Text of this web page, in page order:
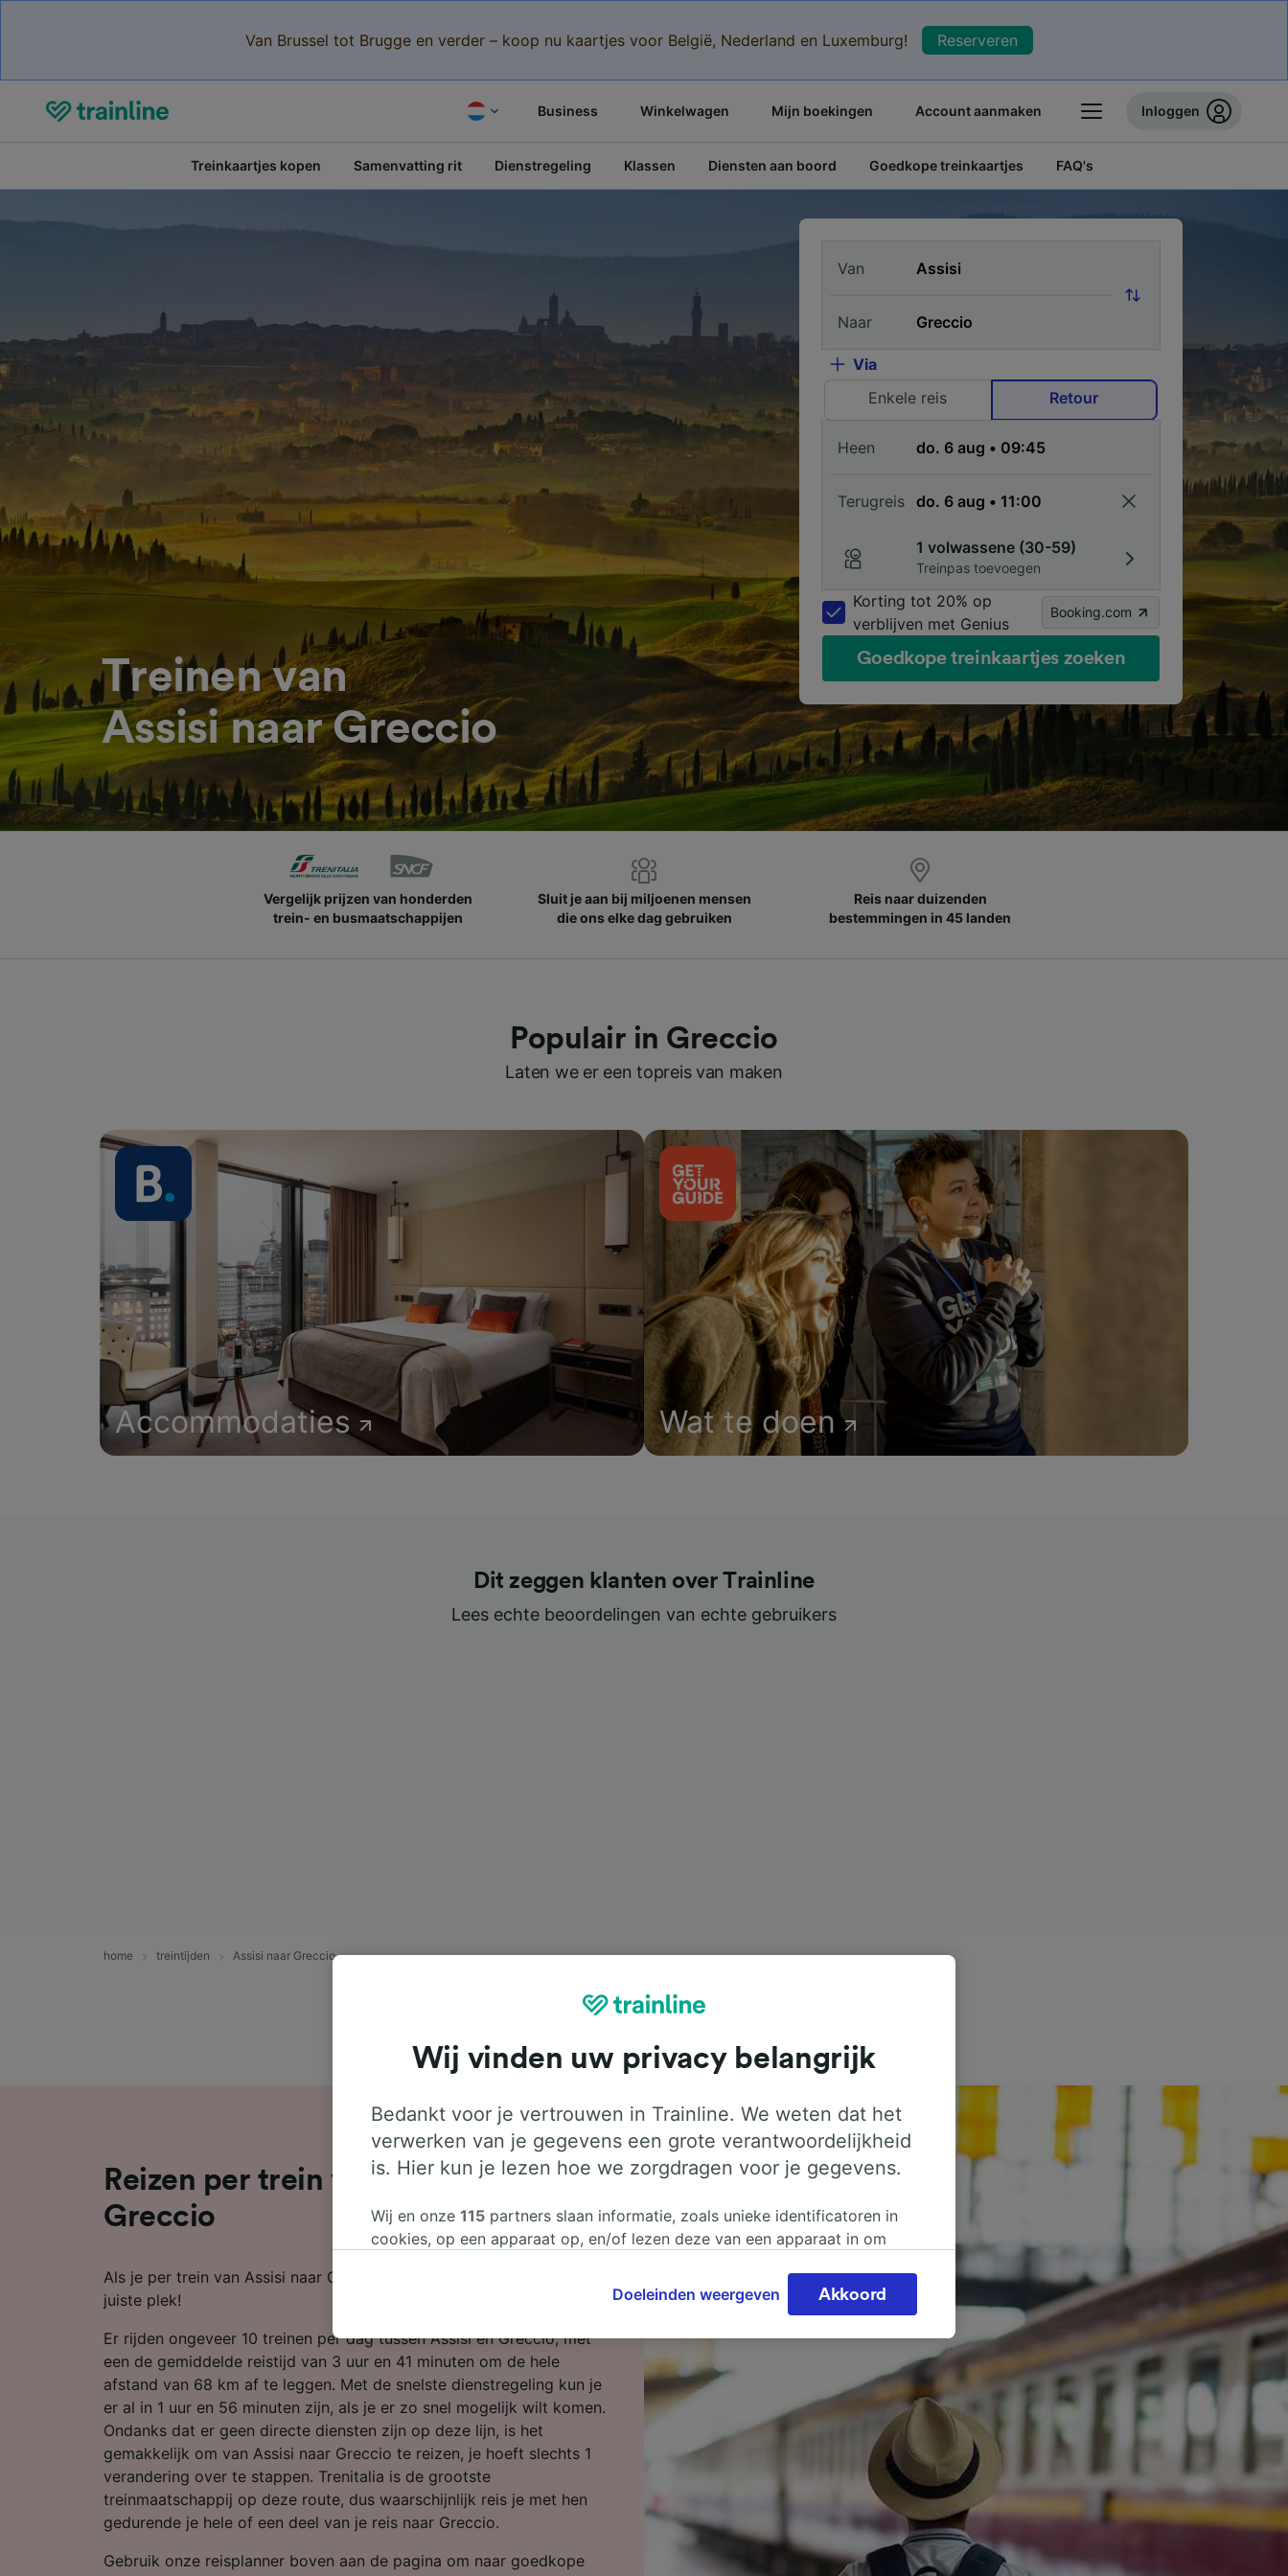
Van Brussel tot Brugge en verder – koop nu kaartjes voor België, Nederland en Luxemburg! Reserveren
Business Winkelwagen Mijn boekingen Account aanmaken Inloggen
Treinkaartjes kopen Samenvatting rit Dienstregeling Klassen Diensten aan boord Goedkope treinkaartjes FAQ's
Treinen van
Assisi naar Greccio
Van
Naar
Via
Enkele reis
Retour
Heen
Terugreis
1 volwassene (30-59)
Treinpas toevoegen
Korting tot 20% op
verblijven met Genius
Booking.com
Goedkope treinkaartjes zoeken
Vergelijk prijzen van honderden
trein- en busmaatschappijen
Sluit je aan bij miljoenen mensen
die ons elke dag gebruiken
Reis naar duizenden
bestemmingen in 45 landen
Populair in Greccio
Laten we er een topreis van maken
Accommodaties Wat te doen
Dit zeggen klanten over Trainline
Lees echte beoordelingen van echte gebruikers
home treintijden Assisi naar Greccio
Reizen per trein van Assisi naar
Greccio
Als je per trein van Assisi naar Greccio wilt reizen, dan ben je op de
juiste plek!
Er rijden ongeveer 10 treinen per dag tussen Assisi en Greccio, met
een de gemiddelde reistijd van 3 uur en 41 minuten om de hele
afstand van 68 km af te leggen. Met de snelste dienstregeling kun je
er al in 1 uur en 56 minuten zijn, als je er zo snel mogelijk wilt komen.
Ondanks dat er geen directe diensten zijn op deze lijn, is het
gemakkelijk om van Assisi naar Greccio te reizen, je hoeft slechts 1
verandering over te stappen. Trenitalia is de grootste
treinmaatschappij op deze route, dus waarschijnlijk reis je met hen
gedurende je hele of een deel van je reis naar Greccio.
Gebruik onze reisplanner boven aan de pagina om naar goedkope
Wij vinden uw privacy belangrijk
Bedankt voor je vertrouwen in Trainline. We weten dat het
verwerken van je gegevens een grote verantwoordelijkheid
is. Hier kun je lezen hoe we zorgdragen voor je gegevens.
Wij en onze 115 partners slaan informatie, zoals unieke identificatoren in
cookies, op een apparaat op, en/of lezen deze van een apparaat in om
wijzigen door hieronder te klikken. Daaronder valt ook je recht om
bezwaar te maken in alle gevallen dat er voor de verwerking een beroep
elk moment wijzigen op de pagina met onze privacyverklaring. Deze
keuzes worden aan onze partners doorgegeven en hebben geen invloed
op browsegegevens. Je gegevens worden niet gebruikt voor tracking als
je ons hebt gevraagd om je niet te volgen.
Wij en onze partners verwerken gegevens voor de volgende doeleinden:
Precieze geolocatiegegevens gebruiken. De apparaatkenmerken actief
scannen ter identificatie. Informatie op een apparaat opslaan en/of
openen. Gepersonaliseerde advertenties en content, advertentie- en
contentmetingen, doelgroepenonderzoek en ontwikkeling van diensten.
Doeleinden weergeven Akkoord